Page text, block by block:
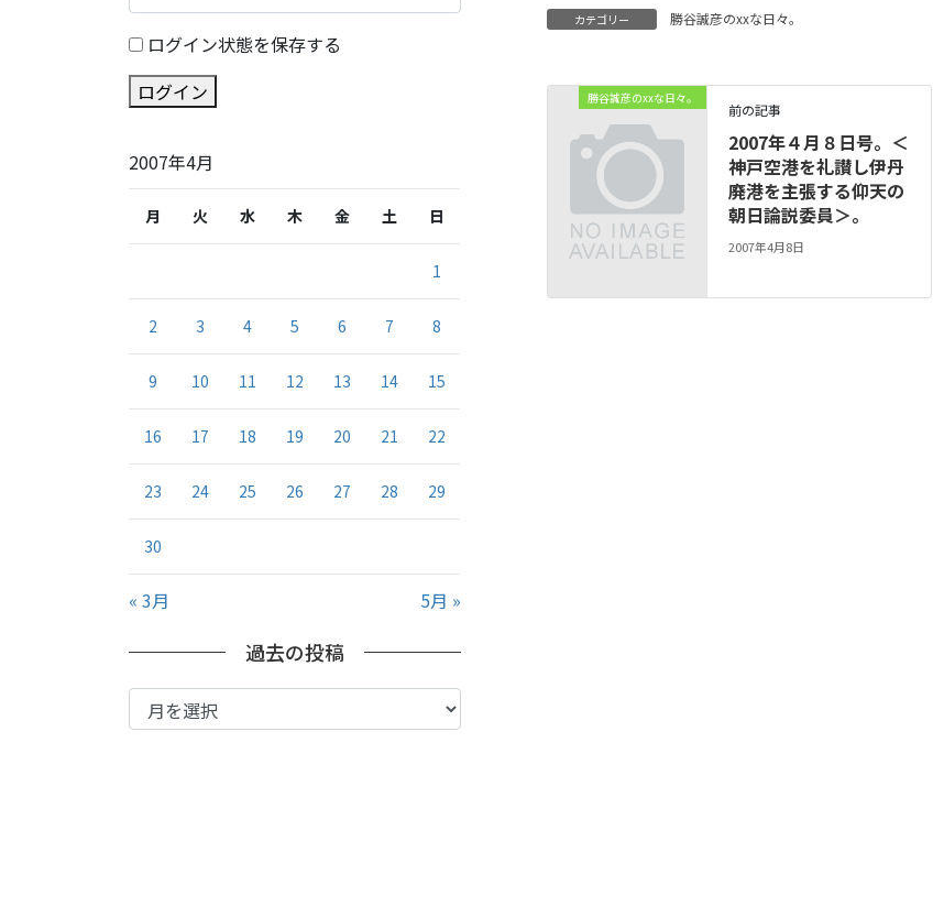
カテゴリー 勝谷誠彦のxxな日々。
勝谷誠彦のxxな日々。
前の記事
2007年４月８日号。＜
神戸空港を礼讃し伊丹
廃港を主張する仰天の
朝日論説委員＞。
2007年4月8日
ログイン状態を保存する
ログイン
2007年4月
月 火 水 木 金 土 日
1
2 3 4 5 6 7 8
9 10 11 12 13 14 15
16 17 18 19 20 21 22
23 24 25 26 27 28 29
30
« 3月 5月 »
過去の投稿
過
去